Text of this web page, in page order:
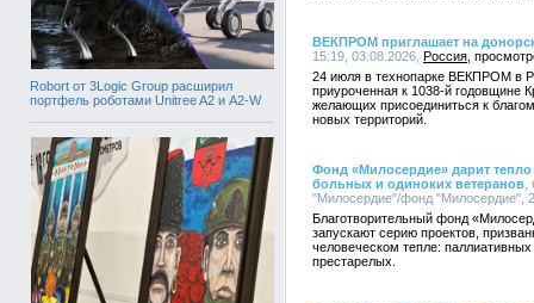
Robort от 3Logic Group расширил
портфель роботами Unitree A2 и A2-W
ВЕКПРОМ приглашает на
15:19, 03.08.2026, Россия
24 июля в технопарке ВЕКПРОМ в
приуроченная к 1038-й годовщине
желающих присоединиться к
новых территорий.
Фонд «Милосердие» дарит
больных и одиноких ветеранов
"Милосердие"/фонд "Милосердие",
Благотворительный фонд
запускают серию проектов,
человеческом тепле:
престарелых.